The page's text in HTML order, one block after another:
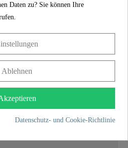
GmbH
Daten zu? Sie können Ihre
Ablehnen
Datenschutz- und Cookie-Richtlinie